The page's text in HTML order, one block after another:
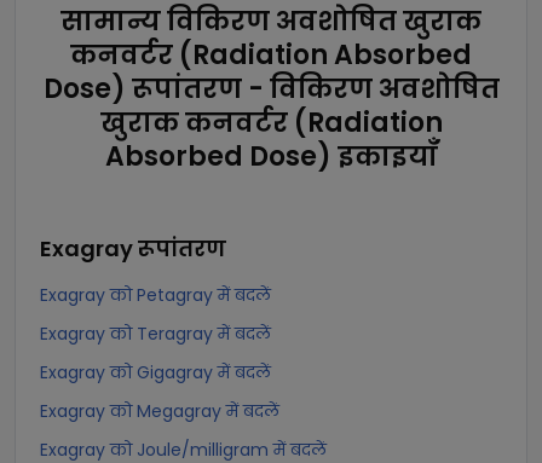
सामान्य विकिरण अवशोषित खुराक
कनवर्टर (Radiation Absorbed
Dose) रूपांतरण - विकिरण अवशोषित
खुराक कनवर्टर (Radiation
Absorbed Dose) इकाइयाँ
Exagrayरूपांतरण
Exagray को Petagray में बदलें
Exagray को Teragray में बदलें
Exagray को Gigagray में बदलें
Exagray को Megagray में बदलें
Exagray को Joule/milligram में बदलें